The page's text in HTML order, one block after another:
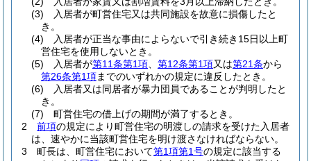
(3)
入居者が町営住宅又は共同施設を故意に損傷したと
き。
(4)
入居者が正当な事由によらないで引き続き15日以上町
営住宅を使用しないとき。
(5)
入居者が第11条第1項 第12条第1項又は第21条から
第26条第1項までのいずれかの規定に違反したとき。
(6)
入居者又は同居者が暴力団員であることが判明したと
き。
(7)
町営住宅の借上げの期間が満了するとき。
2
前項の規定により町営住宅の明渡しの請求を受けた入居者
は、速やかに当該町営住宅を明け渡さなければならない。
3
町長は、町営住宅において第1項第1号の規定に該当する